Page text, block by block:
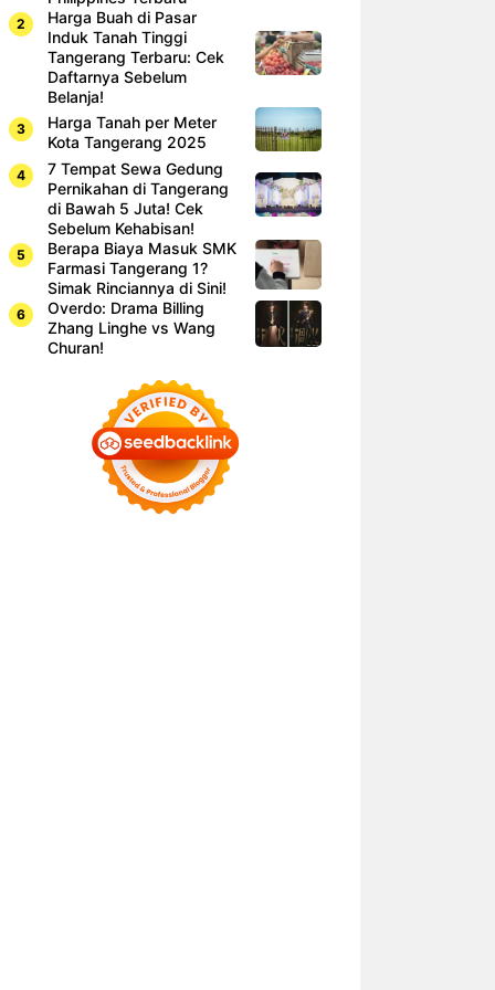
Harga Buah di Pasar
Induk Tanah Tinggi
Tangerang Terbaru: Cek
Daftarnya Sebelum
Belanja!
Harga Tanah per Meter
Kota Tangerang 2025
7 Tempat Sewa Gedung
Pernikahan di Tangerang
di Bawah 5 Juta! Cek
Sebelum Kehabisan!
Berapa Biaya Masuk SMK
Farmasi Tangerang 1?
Simak Rinciannya di Sini!
Overdo: Drama Billing
Zhang Linghe vs Wang
Churan!